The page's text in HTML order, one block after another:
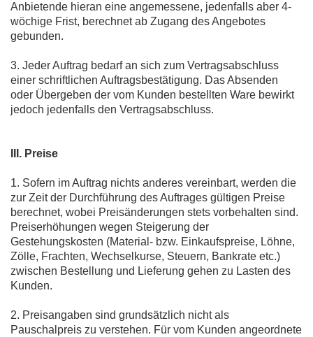
Anbietende hieran eine angemessene, jedenfalls aber 4-
wöchige Frist, berechnet ab Zugang des Angebotes
gebunden.
3. Jeder Auftrag bedarf an sich zum Vertragsabschluss
einer schriftlichen Auftragsbestätigung. Das Absenden
oder Übergeben der vom Kunden bestellten Ware bewirkt
jedoch jedenfalls den Vertragsabschluss.
III. Preise
1. Sofern im Auftrag nichts anderes vereinbart, werden die
zur Zeit der Durchführung des Auftrages gültigen Preise
berechnet, wobei Preisänderungen stets vorbehalten sind.
Preiserhöhungen wegen Steigerung der
Gestehungskosten (Material- bzw. Einkaufspreise, Löhne,
Zölle, Frachten, Wechselkurse, Steuern, Bankrate etc.)
zwischen Bestellung und Lieferung gehen zu Lasten des
Kunden.
2. Preisangaben sind grundsätzlich nicht als
Pauschalpreis zu verstehen. Für vom Kunden angeordnete